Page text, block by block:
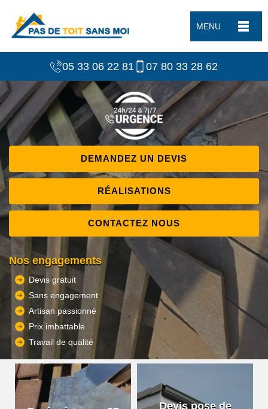
MENU
05 33 06 22 81 07 80 33 28 62
DEMANDEZ UN DEVIS
RÉALISATIONS
CONTACTEZ NOUS
Nos engagements
Devis gratuit
Sans engagement
Artisan passionné
Prix imbattable
Travail de qualité
Devis pose de